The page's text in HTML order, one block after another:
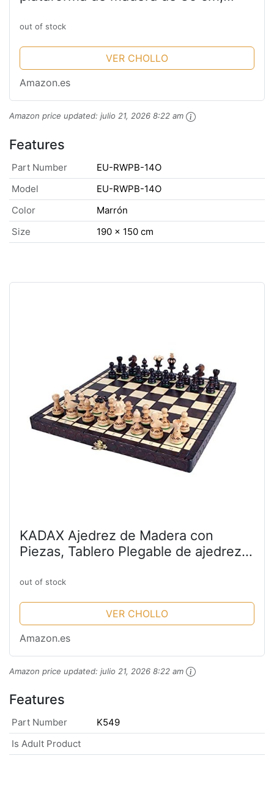
listones de madera, Montaje sencillo,
150 x 190 cm, Natural
out of stock
VER CHOLLO
Amazon.es
Amazon price updated: julio 21, 2026 8:22 am
Features
Part Number
EU-RWPB-14O
Model
EU-RWPB-14O
Color
Marrón
Size
190 x 150 cm
KADAX Ajedrez de Madera con
Piezas, Tablero Plegable de ajedrez,
Principiantes, Juego de ajedrez, fácil
de Llevar, Ajedrez de...
out of stock
VER CHOLLO
Amazon.es
Amazon price updated: julio 21, 2026 8:22 am
Features
Part Number
K549
Is Adult Product